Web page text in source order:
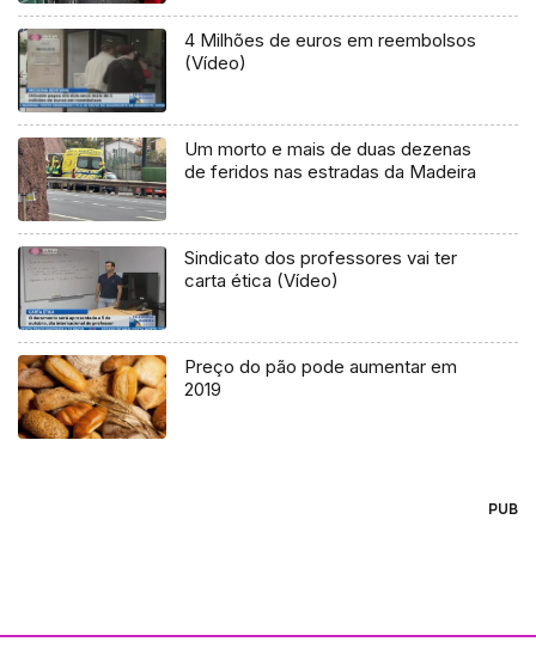
4 Milhões de euros em reembolsos
(Vídeo)
Um morto e mais de duas dezenas
de feridos nas estradas da Madeira
Sindicato dos professores vai ter
carta ética (Vídeo)
Preço do pão pode aumentar em
2019
PUB